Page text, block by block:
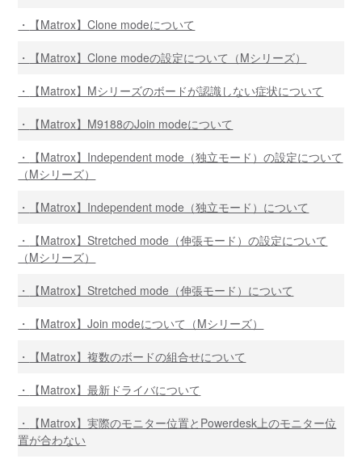
【Matrox】Clone modeについて
【Matrox】Clone modeの設定について（Mシリーズ）
【Matrox】Mシリーズのボードが認識しない症状について
【Matrox】M9188のJoin modeについて
【Matrox】Independent mode（独立モード）の設定について
（Mシリーズ）
【Matrox】Independent mode（独立モード）について
【Matrox】Stretched mode（伸張モード）の設定について
（Mシリーズ）
【Matrox】Stretched mode（伸張モード）について
【Matrox】Join modeについて（Mシリーズ）
【Matrox】複数のボードの組合せについて
【Matrox】最新ドライバについて
【Matrox】実際のモニター位置とPowerdesk上のモニター位
置が合わない